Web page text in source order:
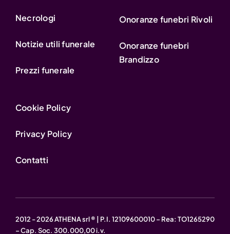
Necrologi
Notizie utili funerale
Prezzi funerale
Onoranze funebri Rivoli
Onoranze funebri
Brandizzo
Cookie Policy
Privacy Policy
Contatti
2012 - 2026 ATHENA srl ® | P.I. 12109600010 – Rea: TO1265290
– Cap. Soc. 300.000,00 i.v.